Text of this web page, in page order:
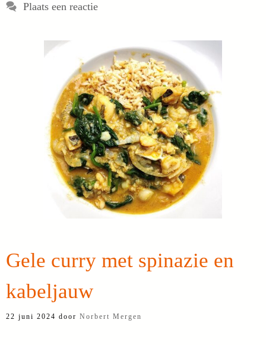
Plaats een reactie
Gele curry met spinazie en
kabeljauw
22 juni 2024 door Norbert Mergen